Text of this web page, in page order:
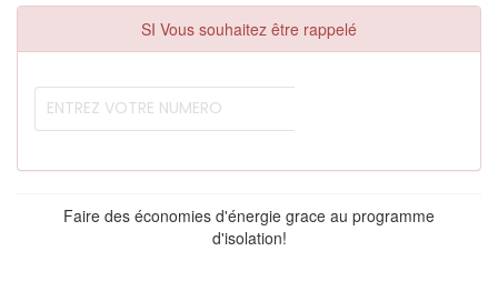
SI Vous souhaitez être rappelé
Faire des économies d'énergie grace au programme
d'isolation!